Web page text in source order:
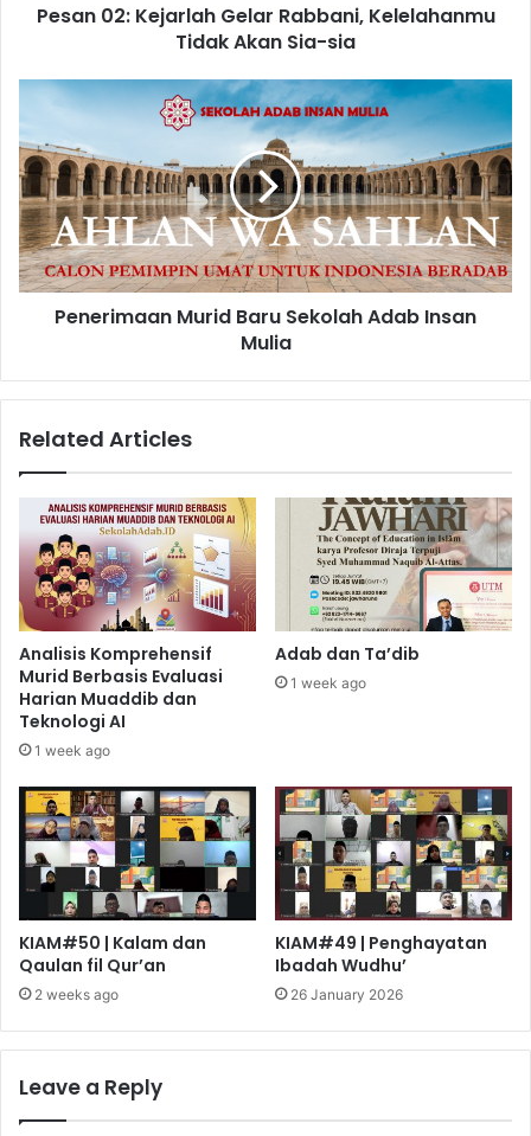
Pesan 02: Kejarlah Gelar Rabbani, Kelelahanmu
Tidak Akan Sia-sia
Penerimaan
Baru
Sekolah
Adab
Insan
Mulia
Penerimaan Murid Baru Sekolah Adab Insan
Mulia
Related Articles
Analisis Komprehensif
Murid Berbasis Evaluasi
Harian Muaddib dan
Teknologi AI
1 week ago
Adab dan Ta’dib
1 week ago
KIAM#50 | Kalam dan
Qaulan fil Qur’an
2 weeks ago
KIAM#49 | Penghayatan
Ibadah Wudhu’
26 January 2026
Leave a Reply